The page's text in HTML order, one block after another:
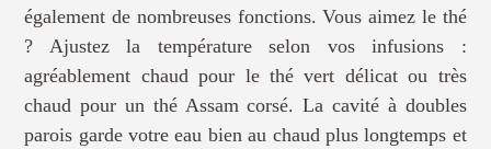
également de nombreuses fonctions. Vous aimez le thé
? Ajustez la température selon vos infusions :
agréablement chaud pour le thé vert délicat ou très
chaud pour un thé Assam corsé. La cavité à doubles
parois garde votre eau bien au chaud plus longtemps et